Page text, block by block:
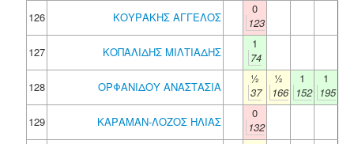
126
ΚΟΥΡΑΚΗΣ ΑΓΓΕΛΟΣ
0
123
127
ΚΟΠΑΛΙΔΗΣ ΜΙΛΤΙΑΔΗΣ
1
74
128
ΟΡΦΑΝΙΔΟΥ ΑΝΑΣΤΑΣΙΑ
½
37
½
166
1
152
1
195
129
ΚΑΡΑΜΑΝ-ΛΟΖΟΣ ΗΛΙΑΣ
0
132